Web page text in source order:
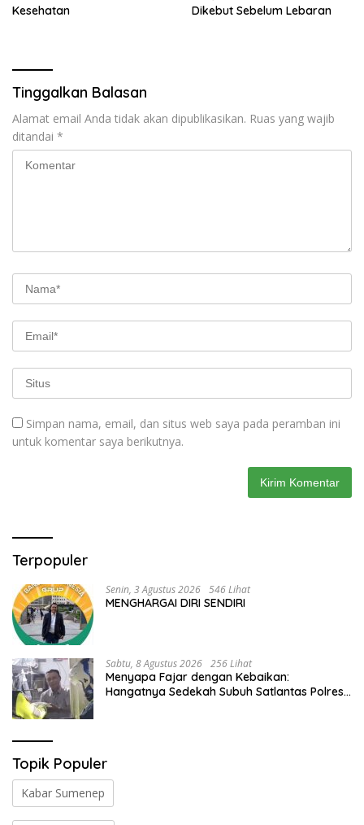
Kesehatan
Dikebut Sebelum Lebaran
Tinggalkan Balasan
Alamat email Anda tidak akan dipublikasikan. Ruas yang wajib
ditandai *
Simpan nama, email, dan situs web saya pada peramban ini
untuk komentar saya berikutnya.
Terpopuler
Senin, 3 Agustus 2026 546 Lihat
MENGHARGAI DIRI SENDIRI
Sabtu, 8 Agustus 2026 256 Lihat
Menyapa Fajar dengan Kebaikan:
Hangatnya Sedekah Subuh Satlantas Polres
Topik Populer
Kabar Sumenep